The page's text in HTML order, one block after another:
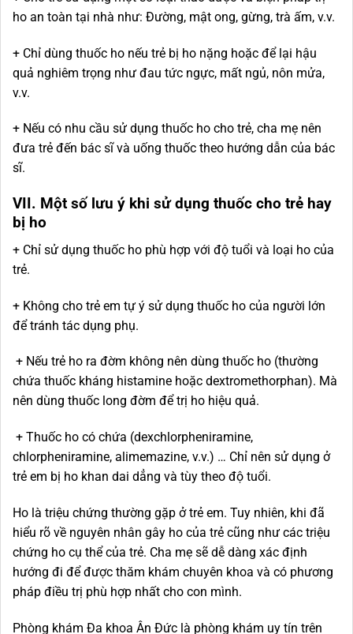
ho an toàn tại nhà như: Đường, mật ong, gừng, trà ấm, v.v.
+ Chỉ dùng thuốc ho nếu trẻ bị ho nặng hoặc để lại hậu
quả nghiêm trọng như đau tức ngực, mất ngủ, nôn mửa,
v.v.
+ Nếu có nhu cầu sử dụng thuốc ho cho trẻ, cha mẹ nên
đưa trẻ đến bác sĩ và uống thuốc theo hướng dẫn của bác
sĩ.
VII. Một số lưu ý khi sử dụng thuốc cho trẻ hay
bị ho
+ Chỉ sử dụng thuốc ho phù hợp với độ tuổi và loại ho của
trẻ.
+ Không cho trẻ em tự ý sử dụng thuốc ho của người lớn
để tránh tác dụng phụ.
+ Nếu trẻ ho ra đờm không nên dùng thuốc ho (thường
chứa thuốc kháng histamine hoặc dextromethorphan). Mà
nên dùng thuốc long đờm để trị ho hiệu quả.
+ Thuốc ho có chứa (dexchlorpheniramine,
chlorpheniramine, alimemazine, v.v.) … Chỉ nên sử dụng ở
trẻ em bị ho khan dai dẳng và tùy theo độ tuổi.
Ho là triệu chứng thường gặp ở trẻ em. Tuy nhiên, khi đã
hiểu rõ về nguyên nhân gây ho của trẻ cũng như các triệu
chứng ho cụ thể của trẻ. Cha mẹ sẽ dễ dàng xác định
hướng đi để được thăm khám chuyên khoa và có phương
pháp điều trị phù hợp nhất cho con mình.
Phòng khám Đa khoa Ân Đức là phòng khám uy tín trên